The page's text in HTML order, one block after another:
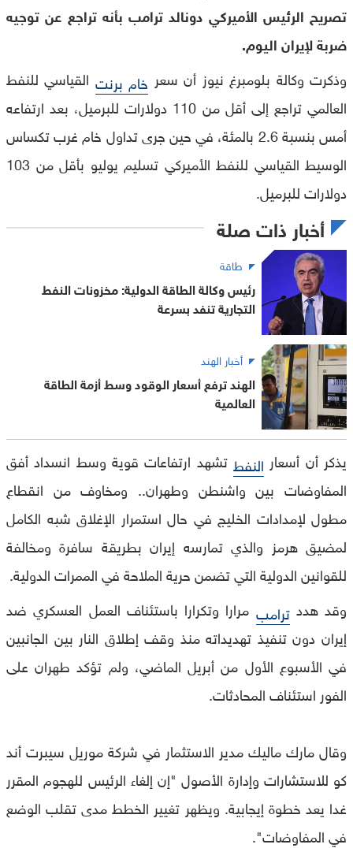
تصريح الرئيس الأميركي دونالد ترامب بأنه تراجع عن توجيه
ضربة لإيران اليوم.
وذكرت وكالة بلومبرغ نيوز أن سعر خام برنت القياسي للنفط
العالمي تراجع إلى أقل من 110 دولارات للبرميل، بعد ارتفاعه
أمس بنسبة 2.6 بالمئة، في حين جرى تداول خام غرب تكساس
الوسيط القياسي للنفط الأميركي تسليم يوليو بأقل من 103
دولارات للبرميل.
أخبار ذات صلة
طاقة
رئيس وكالة الطاقة الدولية: مخزونات النفط
التجارية تنفد بسرعة
أخبار الهند
الهند ترفع أسعار الوقود وسط أزمة الطاقة
العالمية
يذكر أن أسعار النفط تشهد ارتفاعات قوية وسط انسداد أفق
المفاوضات بين واشنطن وطهران.. ومخاوف من انقطاع
مطول لإمدادات الخليج في حال استمرار الإغلاق شبه الكامل
لمضيق هرمز والذي تمارسه إيران بطريقة سافرة ومخالفة
للقوانين الدولية التي تضمن حرية الملاحة في الممرات الدولية.
وقد هددترامب مرارا وتكرارا باستئناف العمل العسكري ضد
إيران دون تنفيذ تهديداته منذ وقف إطلاق النار بين الجانبين
في الأسبوع الأول من أبريل الماضي، ولم تؤكد طهران على
الفور استئناف المحادثات.
وقال مارك ماليك مدير الاستثمار في شركة موريل سيبرت أند
كو للاستشارات وإدارة الأصول "إن إلغاء الرئيس للهجوم المقرر
غدا يعد خطوة إيجابية. ويظهر تغيير الخطط مدى تقلب الوضع
في المفاوضات".